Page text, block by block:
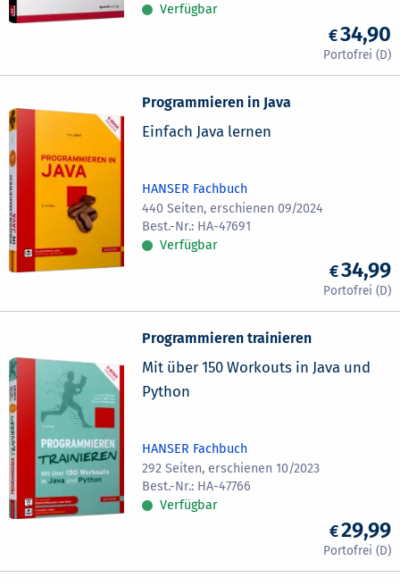
Verfügbar
34,90
Programmieren in Java
Einfach Java lernen
HANSER Fachbuch
440 Seiten, erschienen 09/2024
HA-47691
Verfügbar
34,99
Programmieren trainieren
Mit über 150 Workouts in Java und
Python
HANSER Fachbuch
292 Seiten, erschienen 10/2023
HA-47766
Verfügbar
29,99